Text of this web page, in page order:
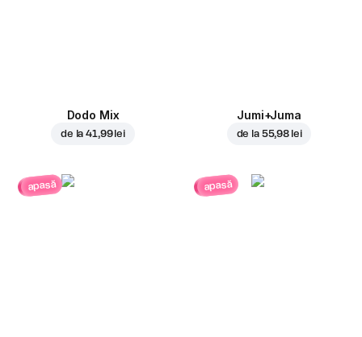
Dodo Mix
de la41,99 lei
Jumi+Juma
de la 55,98 lei
apasă apasă